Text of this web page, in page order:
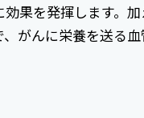
効果を発揮します。
がんに栄養を送る